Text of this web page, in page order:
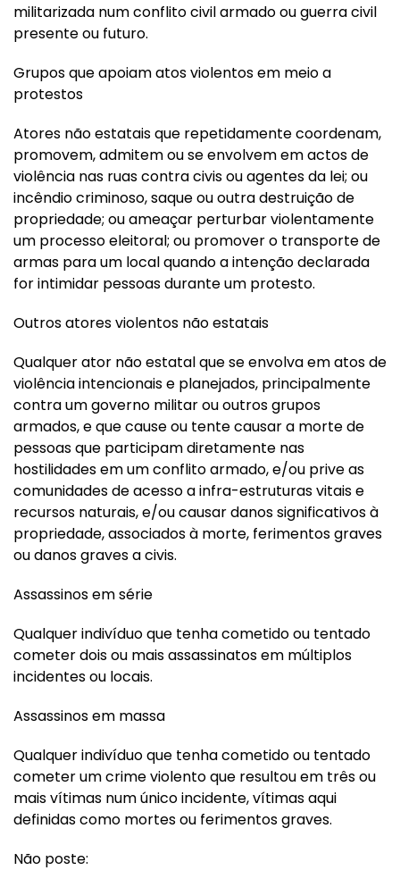
militarizada num conflito civil armado ou guerra civil
presente ou futuro.
Grupos que apoiam atos violentos em meio a
protestos
Atores não estatais que repetidamente coordenam,
promovem, admitem ou se envolvem em actos de
violência nas ruas contra civis ou agentes da lei; ou
incêndio criminoso, saque ou outra destruição de
propriedade; ou ameaçar perturbar violentamente
um processo eleitoral; ou promover o transporte de
armas para um local quando a intenção declarada
for intimidar pessoas durante um protesto.
Outros atores violentos não estatais
Qualquer ator não estatal que se envolva em atos de
violência intencionais e planejados, principalmente
contra um governo militar ou outros grupos
armados, e que cause ou tente causar a morte de
pessoas que participam diretamente nas
hostilidades em um conflito armado, e/ou prive as
comunidades de acesso a infra-estruturas vitais e
recursos naturais, e/ou causar danos significativos à
propriedade, associados à morte, ferimentos graves
ou danos graves a civis.
Assassinos em série
Qualquer indivíduo que tenha cometido ou tentado
cometer dois ou mais assassinatos em múltiplos
incidentes ou locais.
Assassinos em massa
Qualquer indivíduo que tenha cometido ou tentado
cometer um crime violento que resultou em três ou
mais vítimas num único incidente, vítimas aqui
definidas como mortes ou ferimentos graves.
Não poste: